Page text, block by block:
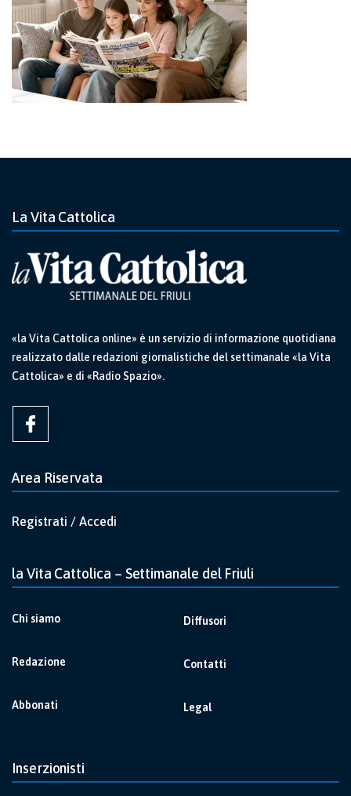
La Vita Cattolica
«la Vita Cattolica online» è un servizio di informazione quotidiana
realizzato dalle redazioni giornalistiche del settimanale «la Vita
Cattolica» e di «Radio Spazio».
Area Riservata
Registrati / Accedi
la Vita Cattolica – Settimanale del Friuli
Chi siamo
Redazione
Abbonati
Diffusori
Contatti
Legal
Inserzionisti